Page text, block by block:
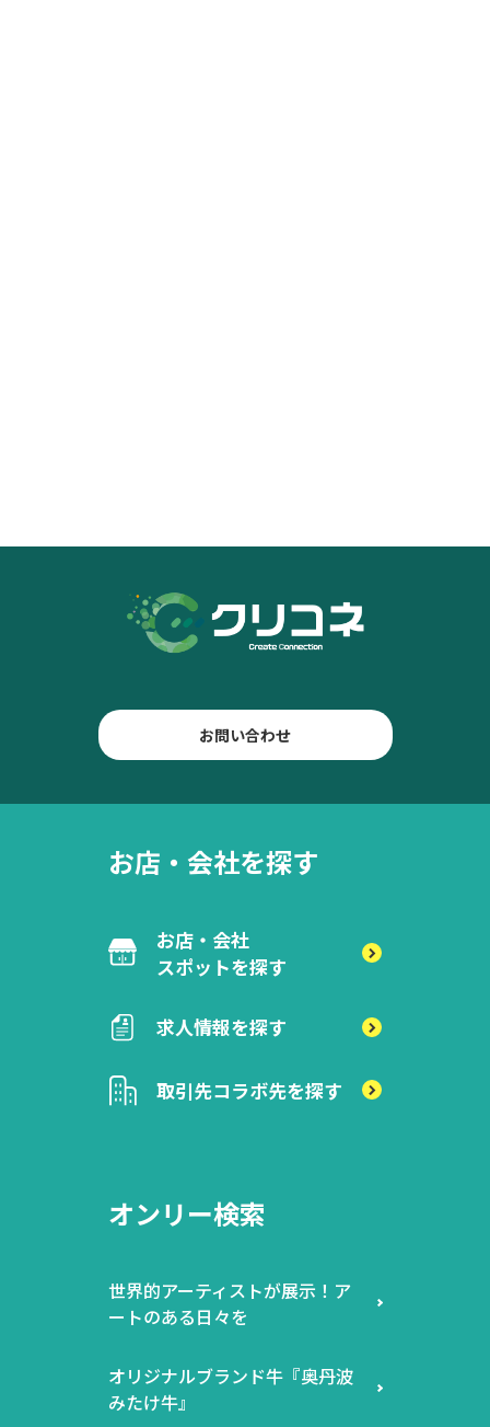
お問い合わせ
お店・会社を探す
お店・会社
スポットを探す
求人情報を探す
取引先コラボ先を探す
オンリー検索
世界的アーティストが展示！ア
ートのある日々を
オリジナルブランド牛『奥丹波
みたけ牛』